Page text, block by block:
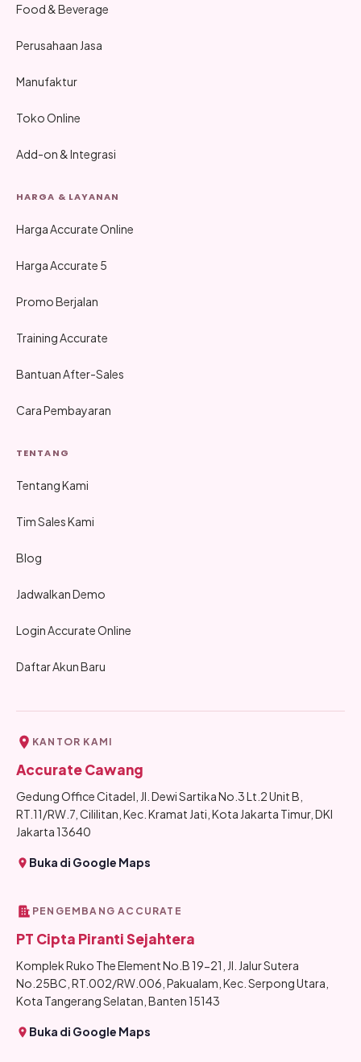
Food & Beverage
Perusahaan Jasa
Manufaktur
Toko Online
Add-on & Integrasi
HARGA & LAYANAN
Harga Accurate Online
Harga Accurate 5
Promo Berjalan
Training Accurate
Bantuan After-Sales
Cara Pembayaran
TENTANG
Tentang Kami
Tim Sales Kami
Blog
Jadwalkan Demo
Login Accurate Online
Daftar Akun Baru
KANTOR KAMI
Accurate Cawang
Gedung Office Citadel, Jl. Dewi Sartika No.3 Lt.2 Unit B,
RT.11/RW.7, Cililitan, Kec. Kramat Jati, Kota Jakarta Timur, DKI
Jakarta 13640
Buka di Google Maps
PENGEMBANG ACCURATE
PT Cipta Piranti Sejahtera
Komplek Ruko The Element No.B 19-21, Jl. Jalur Sutera
No.25BC, RT.002/RW.006, Pakualam, Kec. Serpong Utara,
Kota Tangerang Selatan, Banten 15143
Buka di Google Maps